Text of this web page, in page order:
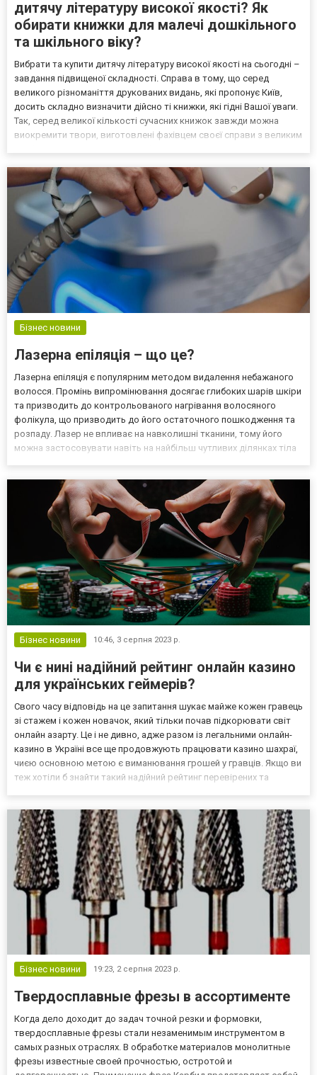
дитячу літературу високої якості? Як
обирати книжки для малечі дошкільного
та шкільного віку?
Вибрати та купити дитячу літературу високої якості на сьогодні –
завдання підвищеної складності. Справа в тому, що серед
великого різноманіття друкованих видань, які пропонує Київ,
досить складно визначити дійсно ті книжки, які гідні Вашої уваги.
Так, серед великої кількості сучасних книжок завжди можна
виокремити твори, виготовлені фахівцем своєї справи з великим
Бізнес новини
Лазерна епіляція – що це?
Лазерна епіляція є популярним методом видалення небажаного
волосся. Промінь випромінювання досягає глибоких шарів шкіри
та призводить до контрольованого нагрівання волосяного
фолікула, що призводить до його остаточного пошкодження та
розпаду. Лазер не впливає на навколишні тканини, тому його
можна застосовувати навіть на найбільш чутливих ділянках тіла
Бізнес новини 10:46, 3 серпня 2023 р.
Чи є нині надійний рейтинг онлайн казино
для українських геймерів?
Свого часу відповідь на це запитання шукає майже кожен гравець
зі стажем і кожен новачок, який тільки почав підкорювати світ
онлайн азарту. Це і не дивно, адже разом із легальними онлайн-
казино в Україні все ще продовжують працювати казино шахраї,
чиєю основною метою є виманювання грошей у гравців. Якщо ви
теж хотіли б знайти такий надійний рейтинг перевірених та
Бізнес новини 19:23, 2 серпня 2023 р.
Твердосплавные фрезы в ассортименте
Когда дело доходит до задач точной резки и формовки,
твердосплавные фрезы стали незаменимым инструментом в
самых разных отраслях. В обработке материалов монолитные
фрезы известные своей прочностью, остротой и